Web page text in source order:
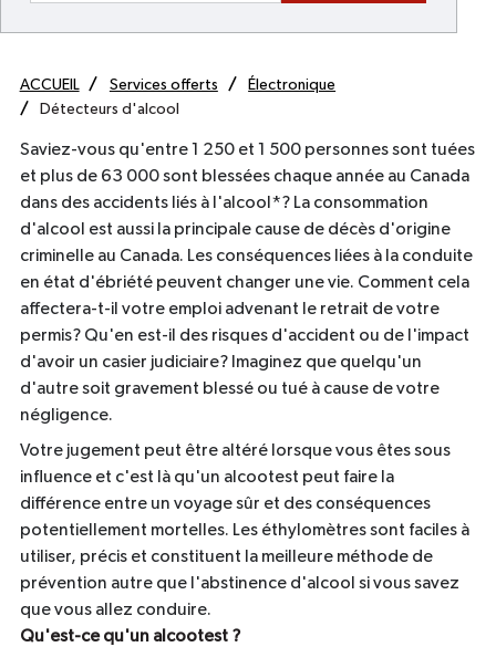
ACCUEIL Services offerts
Électronique
Détecteurs d'alcool
Saviez-vous qu'entre 1 250 et 1 500 personnes sont tuées
et plus de 63 000 sont blessées chaque année au Canada
dans des accidents liés à l'alcool*? La consommation
d'alcool est aussi la principale cause de décès d'origine
criminelle au Canada. Les conséquences liées à la conduite
en état d'ébriété peuvent changer une vie. Comment cela
affectera-t-il votre emploi advenant le retrait de votre
permis? Qu'en est-il des risques d'accident ou de l'impact
d'avoir un casier judiciaire? Imaginez que quelqu'un
d'autre soit gravement blessé ou tué à cause de votre
négligence.
Votre jugement peut être altéré lorsque vous êtes sous
influence et c'est là qu'un alcootest peut faire la
différence entre un voyage sûr et des conséquences
potentiellement mortelles. Les éthylomètres sont faciles à
utiliser, précis et constituent la meilleure méthode de
prévention autre que l'abstinence d'alcool si vous savez
que vous allez conduire.
Qu'est-ce qu'un alcootest ?